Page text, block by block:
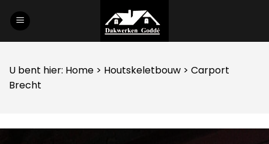
U bent hier: Home > Houtskeletbouw > Carport
Brecht